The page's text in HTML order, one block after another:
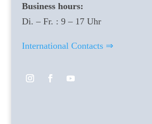
Business hours:
Di. – Fr. : 9 – 17 Uhr
International Contacts ⇒